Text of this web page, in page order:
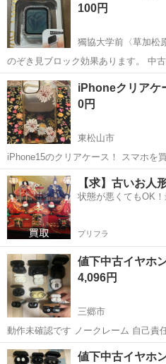
100円
獨協大学前〈草加松
のぞき見ブロック効果あります。 中
い。 17日までにお受け渡し可能な方
埼玉 草加市 獨協大学前〈草
携帯アクセサリー
iPhoneクリアケ
0円
東松山市
iPhone15のクリアケース！ スマホを
で、お譲り致します。 薄いピンクの
埼玉 東松山市 携帯アクセサ
【求】古いお人
状態が悪くてもOK
プリフラ
値下中古イヤホ
4,096円
三郷市
動作未確認です ノークレーム 自己責
引き渡しです
埼玉 三郷市 その他 イヤホ
値下中古イヤホ